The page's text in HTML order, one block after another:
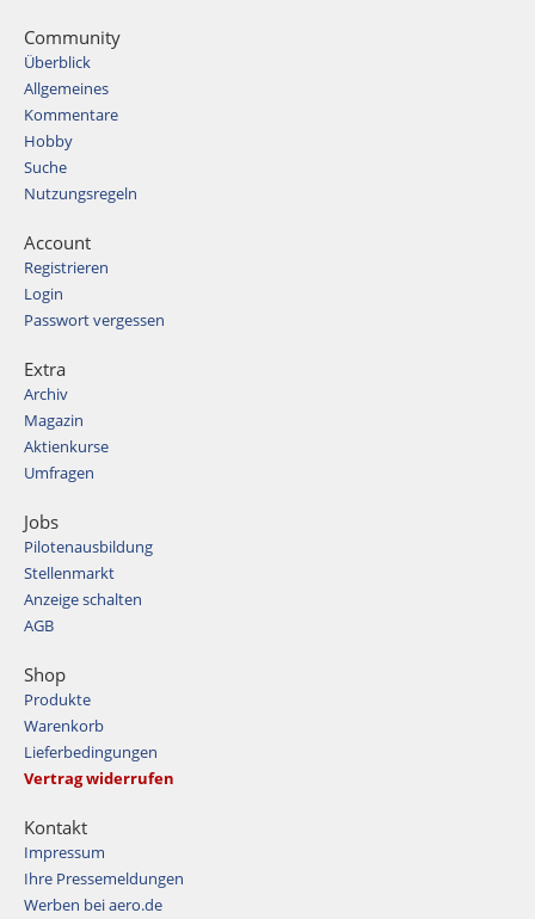
Community
Überblick
Allgemeines
Kommentare
Hobby
Suche
Nutzungsregeln
Account
Registrieren
Login
Passwort vergessen
Extra
Archiv
Magazin
Aktienkurse
Umfragen
Jobs
Pilotenausbildung
Stellenmarkt
Anzeige schalten
AGB
Shop
Produkte
Warenkorb
Lieferbedingungen
Vertrag widerrufen
Kontakt
Impressum
Ihre Pressemeldungen
Werben bei aero.de